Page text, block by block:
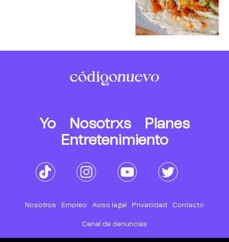
Yo Nosotrxs
Planes
Entretenimiento
Nosotros Empleo Aviso legal Privacidad Contacto
Canal de denuncias